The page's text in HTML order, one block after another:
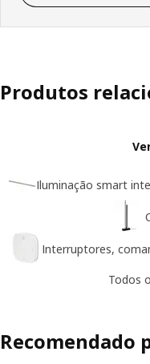
Produtos
Iluminação smart
Interruptores,
Todos
Recomendado